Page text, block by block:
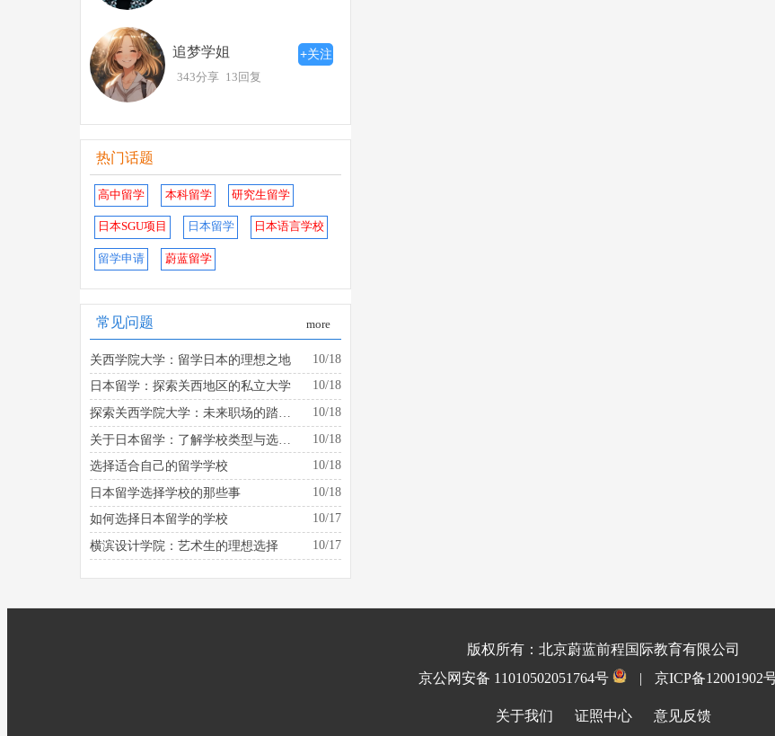
追梦学姐 +关注
343分享 13回复
热门话题
高中留学 本科留学 研究生留学
日本SGU项目 日本留学 日本语言学校
留学申请 蔚蓝留学
常见问题 more
关西学院大学：留学日本的理想之地
10/18
日本留学：探索关西地区的私立大学
10/18
10/18
10/18
选择适合自己的留学学校
10/18
日本留学选择学校的那些事
10/18
如何选择日本留学的学校
10/17
横滨设计学院：艺术生的理想选择
10/17
版权所有：北京蔚蓝前程国际教育有限公司
京公网安备 11010502051764号
| 京ICP备12001902
关于我们 证照中心 意见反馈